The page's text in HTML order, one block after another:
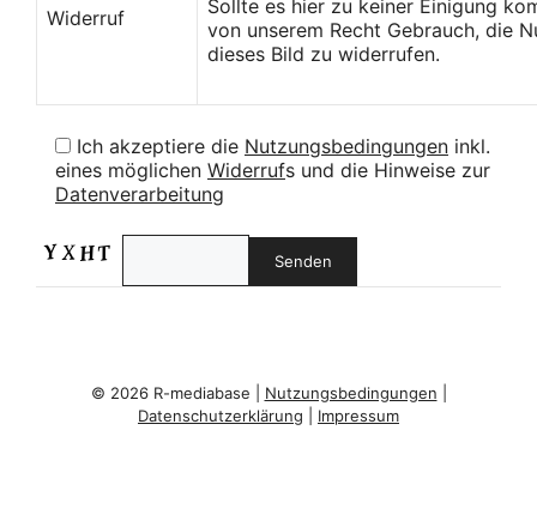
Widerruf
Sollte es hier zu keiner Einigung
von unserem Recht Gebrauch, die
dieses Bild zu widerrufen.
Ich akzeptiere die Nutzungsbedingungen inkl.
eines möglichen Widerrufs und die Hinweise zur
Datenverarbeitung
© 2026 R-mediabase | Nutzungsbedingungen
Datenschutzerklärung
Impressum